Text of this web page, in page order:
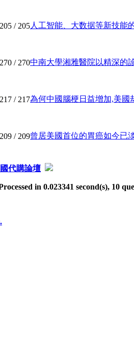
205 / 205人工智能、大数据等新技能
270 / 270中南大學湘雅醫院以精深的
217 / 217為何中國腦梗日益增加,美國
209 / 209曾居美國首位的胃癌如今已
代購論壇
in 0.023341 second(s), 10